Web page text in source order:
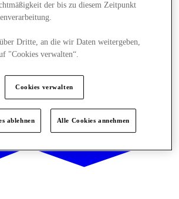
der bis zu diesem Zeitpunkt
Dritte, an die wir Daten weitergeben,
"Cookies verwalten“.
Cookies verwalten
ablehnen Alle Cookies annehmen